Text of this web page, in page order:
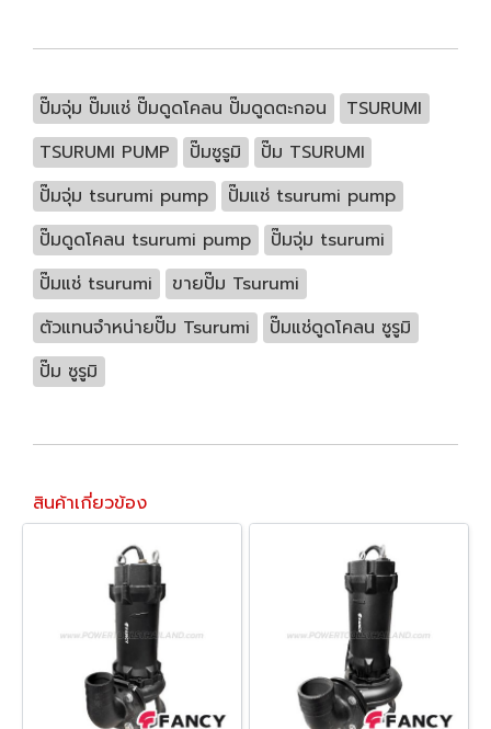
ปั๊มจุ่ม ปั๊มแช่ ปั๊มดูดโคลน ปั๊มดูดตะกอน
TSURUMI
TSURUMI PUMP
ปั๊มซูรูมิ
ปั๊ม TSURUMI
ปั๊มจุ่ม tsurumi pump
ปั๊มแช่ tsurumi pump
ปั๊มดูดโคลน tsurumi pump
ปั๊มจุ่ม tsurumi
ปั๊มแช่ tsurumi
ขายปั๊ม Tsurumi
ตัวแทนจำหน่ายปั๊ม Tsurumi
ปั๊มแช่ดูดโคลน ซูรูมิ
ปั๊ม ซูรูมิ
สินค้าเกี่ยวข้อง